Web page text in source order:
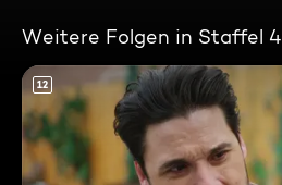
Weitere Folgen in Staffel 4
12